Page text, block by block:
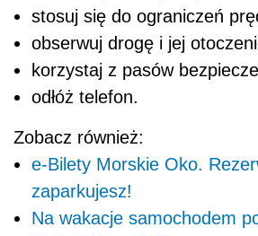
stosuj się do ograniczeń
obserwuj drogę i jej
korzystaj z pasów
odłóż telefon.
Zobacz również:
e-Bilety Morskie Oko.
zaparkujesz!
Na wakacje samochodem